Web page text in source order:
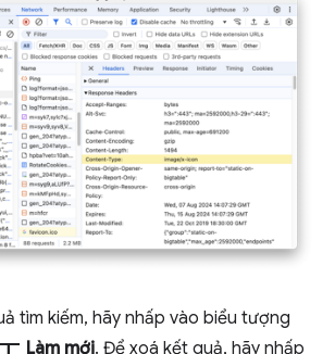
tìm kiếm, hãy nhấp vào biểu tượng
Làm mới. Để xoá kết quả, hãy nhấp